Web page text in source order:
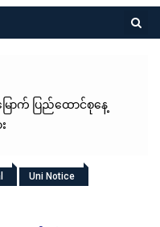
ာက် ပြည်ထောင်စုနေ့
Uni Notice